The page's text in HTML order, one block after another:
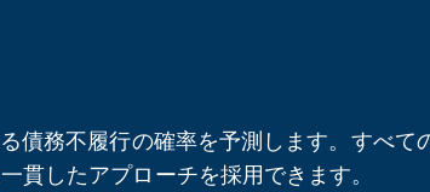
債務不履行の確率を予測します。すべ
貫したアプローチを採用できます。